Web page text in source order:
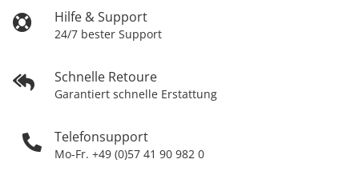
Hilfe & Support
24/7 bester Support
Schnelle Retoure
Garantiert schnelle Erstattung
Telefonsupport
Mo-Fr. +49 (0)57 41 90 982 0